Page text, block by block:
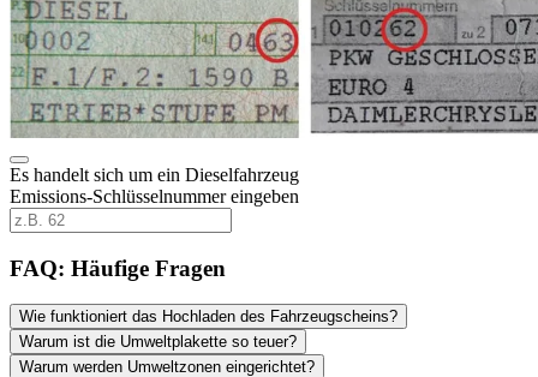
Es handelt sich um ein Dieselfahrzeug
Emissions-Schlüsselnummer eingeben
FAQ: Häufige Fragen
Wie funktioniert das Hochladen des Fahrzeugscheins?
Warum ist die Umweltplakette so teuer?
Warum werden Umweltzonen eingerichtet?